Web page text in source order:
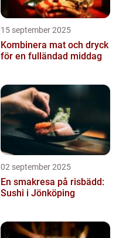
15 september 2025
Kombinera mat och dryck
för en fulländad middag
02 september 2025
En smakresa på risbädd:
Sushi i Jönköping